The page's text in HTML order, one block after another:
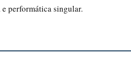
performática singular.